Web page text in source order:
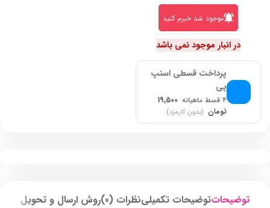
موجود شد خبرم کنید
در انبار موجود نمی باشد
پرداخت قسطی اسنپ
پی
۴ قسط ماهیانه
19,500
تومان (بدون کارمزد)
توضیحاتتوضیحات تکمیلینظرات (0) روش ارسال و تحویل